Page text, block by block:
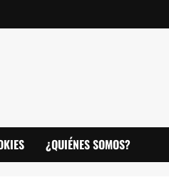
¿QUIÉNES SOMOS?